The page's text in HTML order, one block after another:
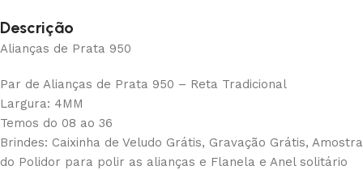
Descrição
Alianças de Prata 950
Par de Alianças de Prata 950 – Reta Tradicional
Largura: 4MM
Temos do 08 ao 36
Brindes: Caixinha de Veludo Grátis, Gravação Grátis, Amostra
do Polidor para polir as alianças e Flanela e Anel solitário